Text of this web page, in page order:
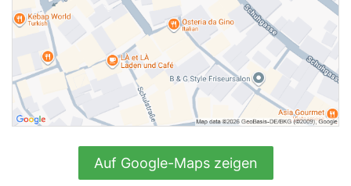
Auf Google-Maps zeigen